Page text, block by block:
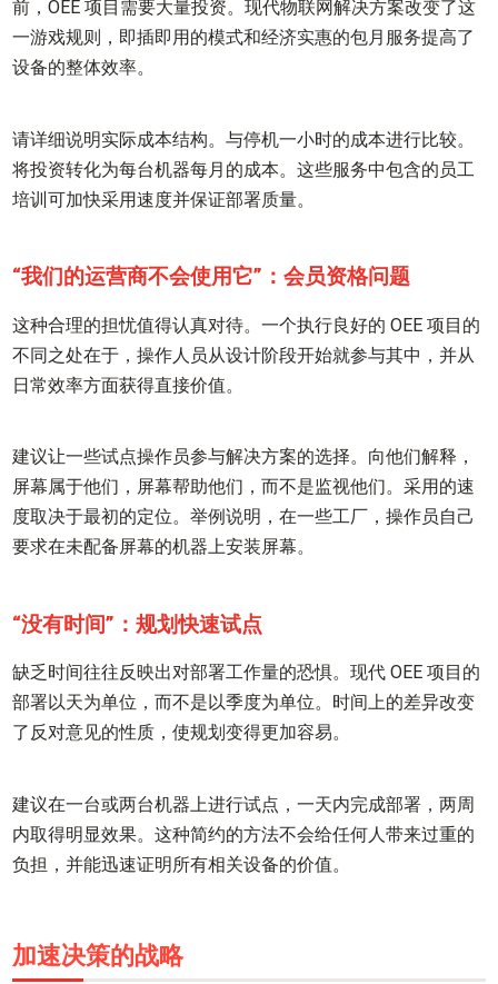
前，OEE 项目需要大量投资。现代物联网解决方案改变了这
一游戏规则，即插即用的模式和经济实惠的包月服务提高了
设备的整体效率。
请详细说明实际成本结构。与停机一小时的成本进行比较。
将投资转化为每台机器每月的成本。这些服务中包含的员工
培训可加快采用速度并保证部署质量。
“我们的运营商不会使用它”：会员资格问题
这种合理的担忧值得认真对待。一个执行良好的 OEE 项目的
不同之处在于，操作人员从设计阶段开始就参与其中，并从
日常效率方面获得直接价值。
建议让一些试点操作员参与解决方案的选择。向他们解释，
屏幕属于他们，屏幕帮助他们，而不是监视他们。采用的速
度取决于最初的定位。举例说明，在一些工厂，操作员自己
要求在未配备屏幕的机器上安装屏幕。
“没有时间”：规划快速试点
缺乏时间往往反映出对部署工作量的恐惧。现代 OEE 项目的
部署以天为单位，而不是以季度为单位。时间上的差异改变
了反对意见的性质，使规划变得更加容易。
建议在一台或两台机器上进行试点，一天内完成部署，两周
内取得明显效果。这种简约的方法不会给任何人带来过重的
负担，并能迅速证明所有相关设备的价值。
加速决策的战略